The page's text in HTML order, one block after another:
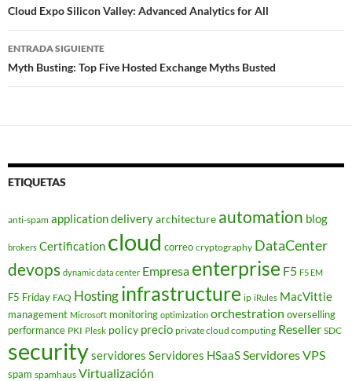
de
entradas
Cloud Expo Silicon Valley: Advanced Analytics for All
ENTRADA SIGUIENTE
Myth Busting: Top Five Hosted Exchange Myths Busted
ETIQUETAS
anti-spam application deliveryarchitecture automation blog
brokers Certification cloud correo cryptography DataCenter
devops dynamic data center Empresa enterprise F5 F5 EM
F5 Friday FAQ Hostinginfrastructure ip iRules MacVittie
management Microsoft monitoring optimization orchestration overselling
performance PKI Plesk policy precio private cloud computing Reseller SDC
securityservidores Servidores HSaaSServidores VPS
spam spamhaus Virtualización